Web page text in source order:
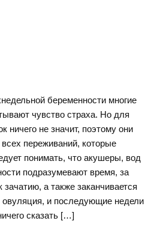
беременности многие
чувство страха. Но для
ничего не значит, поэтому они
переживаний, которые
понимать, что акушеры, вод
подразумевают время, за
зачатию, а также заканчивается
овуляция, и последующие недели
сказать […]